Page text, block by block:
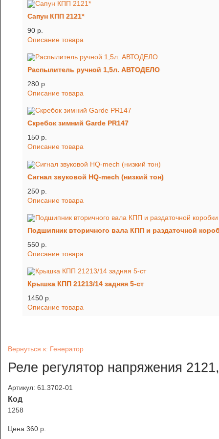
Сапун КПП 2121*
90 p.
Описание товара
Распылитель ручной 1,5л. АВТОДЕЛО
280 p.
Описание товара
Скребок зимний Garde PR147
150 p.
Описание товара
Сигнал звуковой HQ-mech (низкий тон)
250 p.
Описание товара
Подшипник вторичного вала КПП и раздаточной
550 p.
Описание товара
Крышка КПП 21213/14 задняя 5-ст
1450 p.
Описание товара
Вернуться к: Генератор
Реле регулятор напряжения
Артикул: 61.3702-01
Код
1258
Цена 360 p.